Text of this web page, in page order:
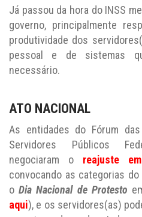
Já passou da hora do INSS
governo, principalmente
produtividade dos
pessoal e de sistemas
necessário.
ATO NACIONAL
As entidades do Fórum
Servidores Públicos
negociaram o reajuste
convocando as categorias
oDia Nacional de Protesto
aqui), e os servidores(as)